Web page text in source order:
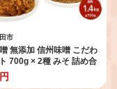
市
噌 無添加 信州味噌 こだわ
700g × 2種 みそ 詰め合
調味料 信州 信州みそ 天
味噌 長野県 長野 上田市